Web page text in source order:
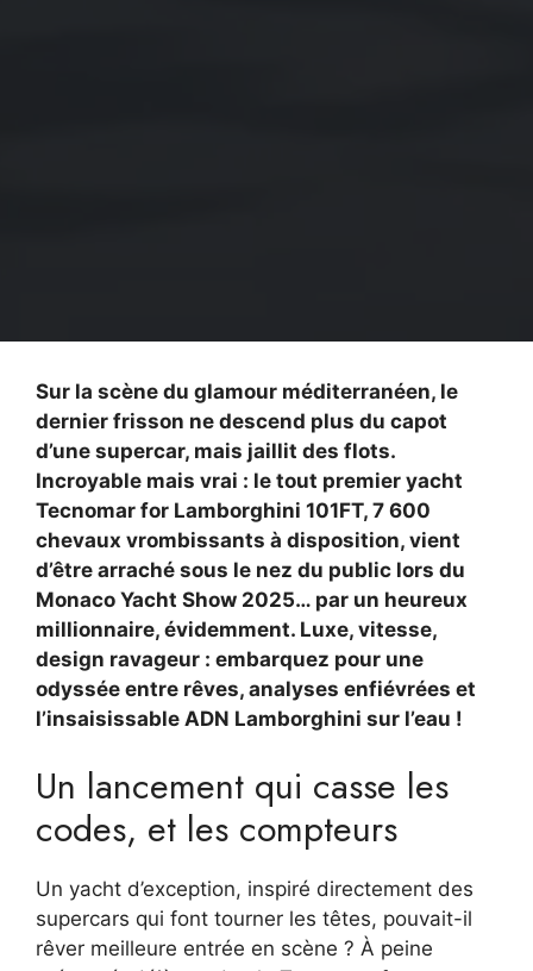
Sur la scène du glamour méditerranéen, le
dernier frisson ne descend plus du capot
d’une supercar, mais jaillit des flots.
Incroyable mais vrai : le tout premier yacht
Tecnomar for Lamborghini 101FT, 7 600
chevaux vrombissants à disposition, vient
d’être arraché sous le nez du public lors du
Monaco Yacht Show 2025… par un heureux
millionnaire, évidemment. Luxe, vitesse,
design ravageur : embarquez pour une
odyssée entre rêves, analyses enfiévrées et
l’insaisissable ADN Lamborghini sur l’eau !
Un lancement qui casse les
codes, et les compteurs
Un yacht d’exception, inspiré directement des
supercars qui font tourner les têtes, pouvait-il
rêver meilleure entrée en scène ? À peine